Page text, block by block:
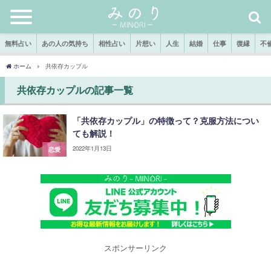
無料占い あの人の気持ち 相性占い 片想い 人生 結婚 仕事 復縁 不
ホーム 共依存カップル
共依存カップルの記事一覧
恋愛
「共依存カップル」の特徴って？克服方法につい
ても解説！
2022年1月13日
スポンサーリンク